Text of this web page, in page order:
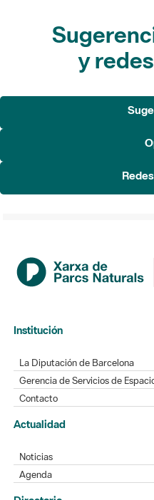
y
Institución
La Diputación de Barcelona
Gerencia de Servicios de
Contacto
Actualidad
Noticias
Agenda